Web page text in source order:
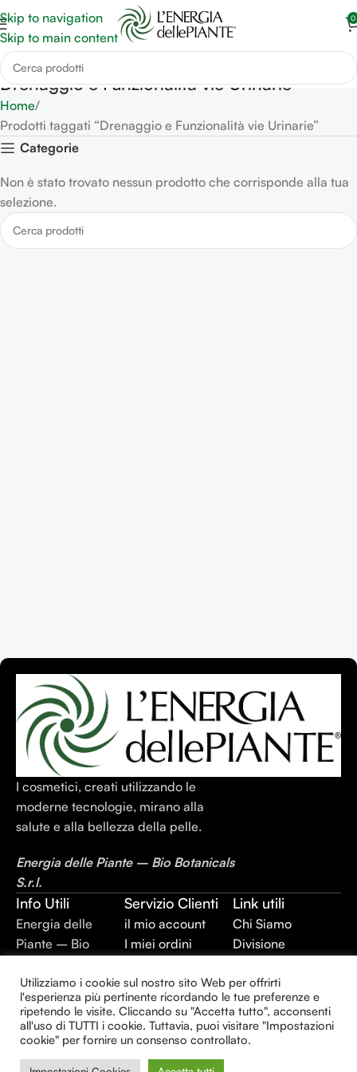
Skip to navigation
Skip to main content
0
Drenaggio e Funzionalità vie Urinarie
Home
Prodotti taggati “Drenaggio e Funzionalità vie Urinarie”
Categorie
Non è stato trovato nessun prodotto che corrisponde alla tua
selezione.
I cosmetici, creati utilizzando le
moderne tecnologie, mirano alla
salute e alla bellezza della pelle.
Energia delle Piante – Bio Botanicals
S.r.l.
Info Utili
Energia delle
Piante – Bio
P.IVA:
02403420744
REA: BR –
143930
Capitale sociale:
Servizio Clienti
il mio account
I miei ordini
Termini e
Condizioni
Privacy Policy
Link utili
Chi Siamo
Divisione
Alimentari
Divisione Plant
Extraction
Divisione
Utilizziamo i cookie sul nostro sito Web per offrirti
l'esperienza più pertinente ricordando le tue preferenze e
ripetendo le visite. Cliccando su "Accetta tutto", acconsenti
all'uso di TUTTI i cookie. Tuttavia, puoi visitare "Impostazioni
cookie" per fornire un consenso controllato.